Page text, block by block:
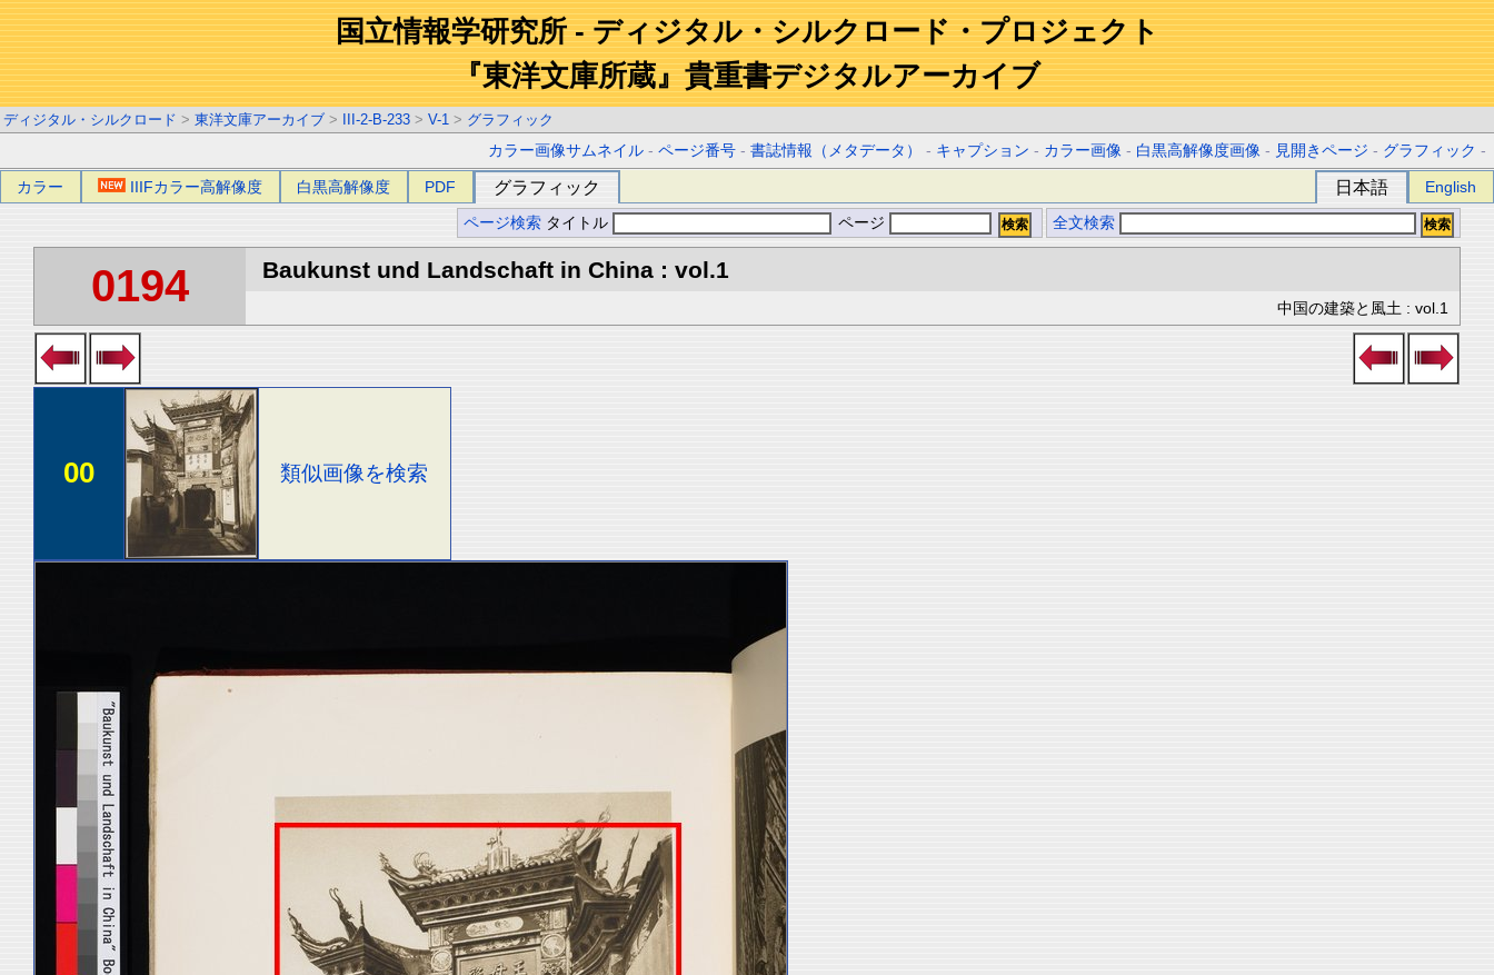
国立情報学研究所 - ディジタル・シルクロード・プロジェクト
『東洋文庫所蔵』貴重書デジタルアーカイブ
ディジタル・シルクロード > 東洋文庫アーカイブ > III-2-B-233 > V-1 > グラフィック
カラー画像サムネイル -ページ番号 -書誌情報（メタデータ） - キャプション - カラー画像 - 白黒高解像度画像 - 見開きページ - グラフィック -
カラー IIIFカラー高解像度 白黒高解像度 PDF グラフィック 日本語 English
ページ検索 タイトル ページ 全文検索
0194 Baukunst und Landschaft in China : vol.1
中国の建築と風土 : vol.1
00 類似画像を検索